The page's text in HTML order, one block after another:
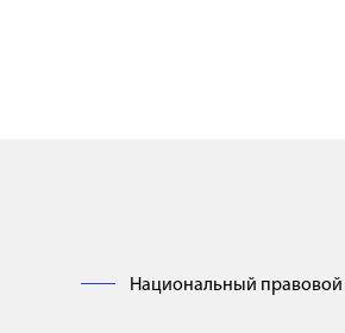
Национальный правовой